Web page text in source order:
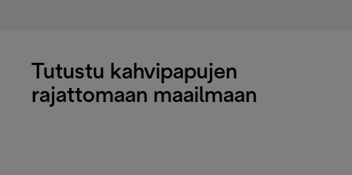
Tutustu kahvipapujen
rajattomaan maailmaan